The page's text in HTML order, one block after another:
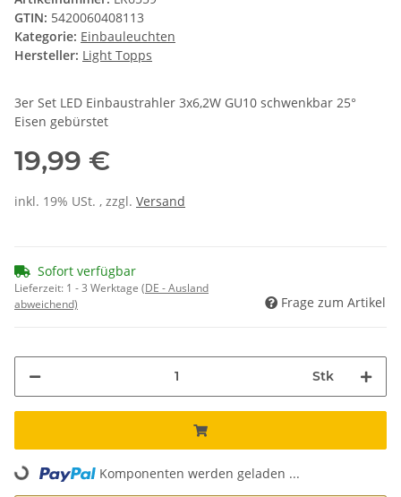
GTIN: 5420060408113
Kategorie: Einbauleuchten
Hersteller: Light Topps
3er Set LED Einbaustrahler 3x6,2W GU10 schwenkbar 25°
Eisen gebürstet
19,99 €
inkl. 19% USt. , zzgl. Versand
Sofort verfügbar
Lieferzeit: 1 - 3 Werktage (DE - Ausland
abweichend)
Frage zum Artikel
Stk
Loading... Komponenten werden geladen ...